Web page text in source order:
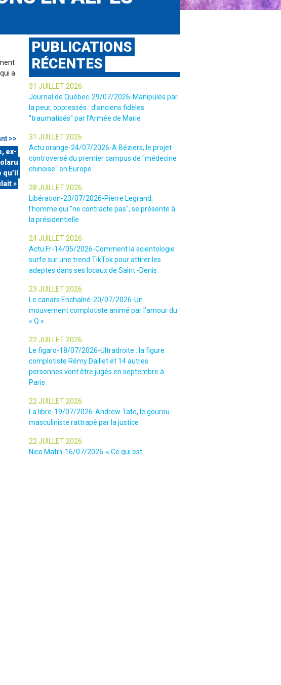
a
>>
ex-
»
PUBLICATIONS
RÉCENTES
31 JUILLET 2026
Journal de Québec-29/07/2026-Manipulés par
la peur, oppressés : d'anciens fidèles
"traumatisés" par l'Armée de Marie
31 JUILLET 2026
Actu orange-24/07/2026-A Béziers, le projet
controversé du premier campus de "médecine
chinoise" en Europe
28 JUILLET 2026
Libération-23/07/2026-Pierre Legrand,
l'homme qui "ne contracte pas", se présente à
la présidentielle
24 JUILLET 2026
Actu.Fr-14/05/2026-Comment la scientologie
surfe sur une trend TikTok pour attirer les
adeptes dans ses locaux de Saint -Denis
23 JUILLET 2026
Le canars Enchaîné-20/07/2026-Un
mouvement complotiste animé par l’amour du
« Q »
22 JUILLET 2026
Le figaro-18/07/2026-Ultradroite : la figure
complotiste Rémy Daillet et 14 autres
personnes vont être jugés en septembre à
Paris
22 JUILLET 2026
La libre-19/07/2026-Andrew Tate, le gourou
masculiniste rattrapé par la justice
22 JUILLET 2026
Nice Matin-16/07/2026-« Ce qui est